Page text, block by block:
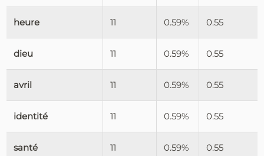
heure 11 0.59% 0.55
dieu 11 0.59% 0.55
avril 11 0.59% 0.55
identité 11 0.59% 0.55
santé 11 0.59% 0.55